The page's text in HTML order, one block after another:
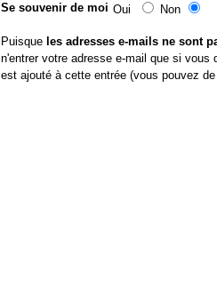
Se souvenir de moi Oui Non
Puisque les adresses e-mails ne sont
n'entrer votre adresse e-mail que si vous
est ajouté à cette entrée (vous pouvez